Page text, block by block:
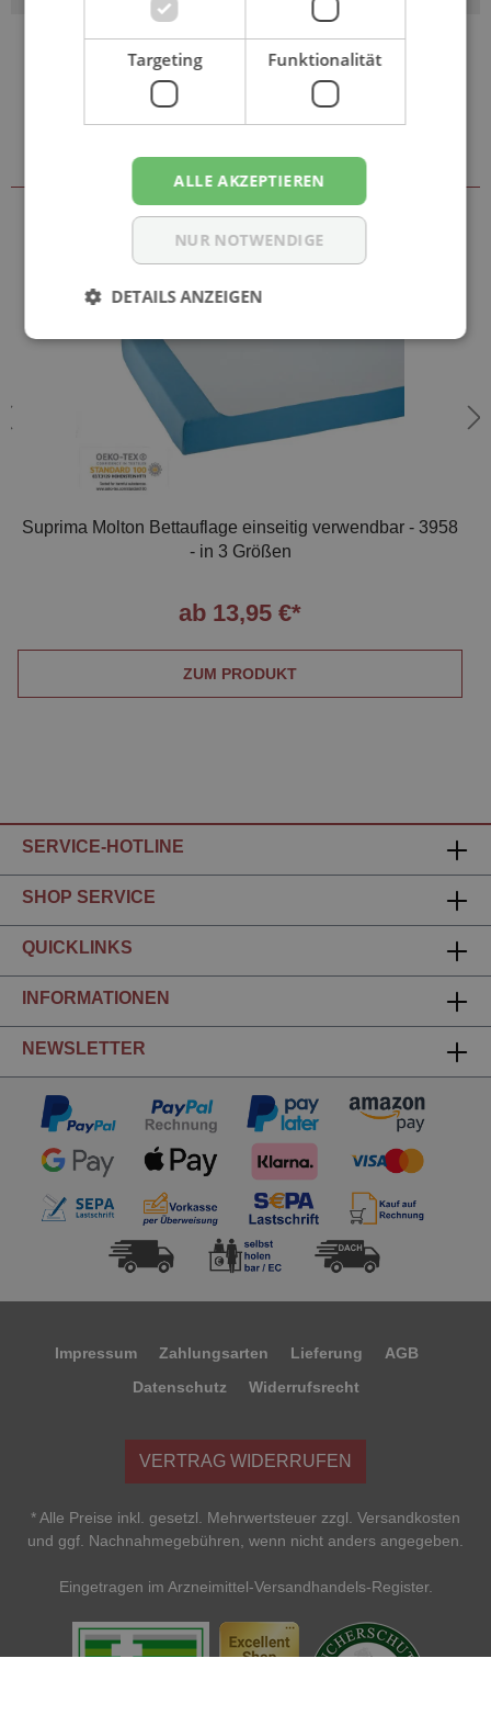
Artikeln interessiert sein
Suprima Molton Bettauflage einseitig verwendbar - 3958
- in 3 Größen
ab 13,95 €*
ZUM PRODUKT
SERVICE-HOTLINE
SHOP SERVICE
QUICKLINKS
INFORMATIONEN
NEWSLETTER
Impressum Zahlungsarten Lieferung
AGB
Datenschutz
Widerrufsrecht
VERTRAG WIDERRUFEN
* Alle Preise inkl. gesetzl. Mehrwertsteuer zzgl. Versandkosten
und ggf. Nachnahmegebühren, wenn nicht anders angegeben.
Eingetragen im Arzneimittel-Versandhandels-Register.
Targeting Funktionalität
ALLE AKZEPTIEREN
NUR NOTWENDIGE
DETAILS ANZEIGEN